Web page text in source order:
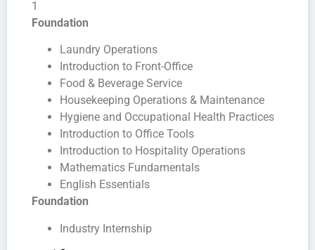
1
Foundation
Laundry Operations
Introduction to Front-Office
Food & Beverage Service
Housekeeping Operations & Maintenance
Hygiene and Occupational Health Practices
Introduction to Office Tools
Introduction to Hospitality Operations
Mathematics Fundamentals
English Essentials
Foundation
Industry Internship